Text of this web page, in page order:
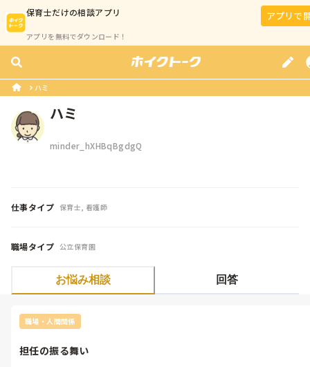
保育士だけの相談アプリ
アプリを無料でダウンロード！
アプリで
ハミ
ハミ
minder_hXHBqBgdgQ
仕事タイプ 保育士, 看護師
職場タイプ 公立保育園
お悩み相談 回答
職場・人間関係
担任の振る舞い